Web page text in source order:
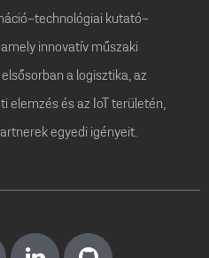
technológiai kutató-
innovatív műszaki
a logisztika, az
elemzés és az IoT területén,
egyedi igényeit.